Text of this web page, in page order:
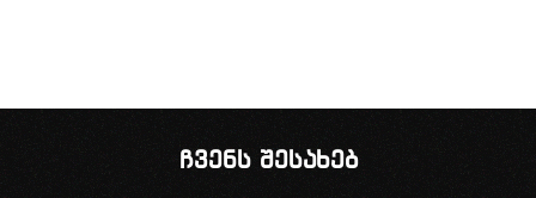
ჩვენს შესახებ